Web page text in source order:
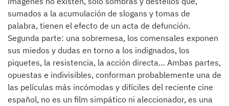
sumados a la acumulación de slogans y tomas de
palabra, tienen el efecto de un acta de defunción.
Segunda parte: una sobremesa, los comensales exponen
sus miedos y dudas en torno a los indignados, los
piquetes, la resistencia, la acción directa… Ambas partes,
opuestas e indivisibles, conforman probablemente una de
las películas más incómodas y difíciles del reciente cine
español, no es un film simpático ni aleccionador, es una